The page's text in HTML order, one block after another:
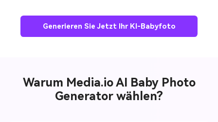
Generieren Sie Jetzt Ihr KI-Babyfoto
Warum Media.io AI Baby Photo
Generator wählen?